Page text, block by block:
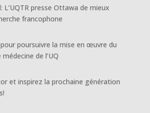
L’UQTR presse Ottawa de mieux
francophone
poursuivre la mise en œuvre du
de l’UQ
et inspirez la prochaine génération